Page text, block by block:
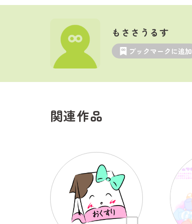
もささうるす
ブックマークに追加
関連作品